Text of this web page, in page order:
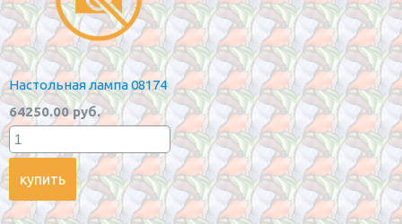
Настольная лампа 08174
64250.00 руб.